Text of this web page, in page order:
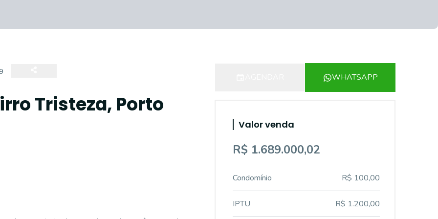
Tristeza, Porto
WHATSAPP
Valor venda
R$ 1.689.000,02
Condomínio R$ 100,00
IPTU R$ 1.200,00